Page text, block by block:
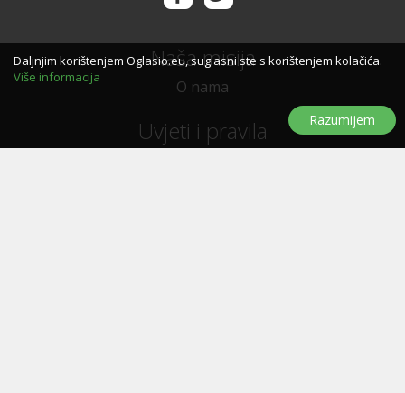
Naša misija
O nama
Uvjeti i pravila
Daljnjim korištenjem Oglasio.eu, suglasni ste s korištenjem kolačića.
Više informacija
Razumijem